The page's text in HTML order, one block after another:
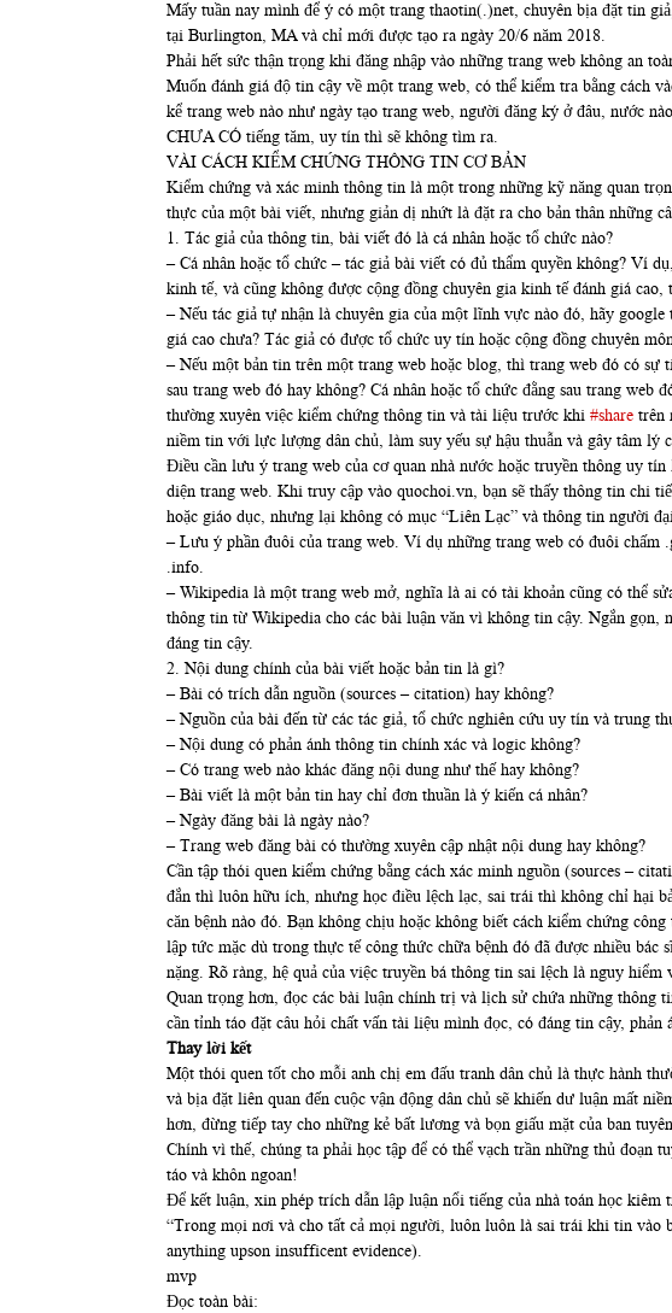
Mấy tuần nay mình để ý có một trang thaotin(.)net, chuyên bịa đặt tin
tại Burlington, MA và chỉ mới được tạo ra ngày 20/6 năm 2018.
Phải hết sức thận trọng khi đăng nhập vào những trang web không an
Muốn đánh giá độ tin cậy về một trang web, có thể kiểm tra bằng cách
kể trang web nào như ngày tạo trang web, người đăng ký ở đâu, nước
CHƯA CÓ tiếng tăm, uy tín thì sẽ không tìm ra.
VÀI CÁCH KIỂM CHỨNG THÔNG TIN CƠ BẢN
Kiểm chứng và xác minh thông tin là một trong những kỹ năng quan
thực của một bài viết, nhưng giản dị nhứt là đặt ra cho bản thân những
1. Tác giả của thông tin, bài viết đó là cá nhân hoặc tổ chức nào?
– Cá nhân hoặc tổ chức – tác giả bài viết có đủ thẩm quyền không? Ví
kinh tế, và cũng không được cộng đồng chuyên gia kinh tế đánh giá
– Nếu tác giả tự nhận là chuyên gia của một lĩnh vực nào đó, hãy
giá cao chưa? Tác giả có được tổ chức uy tín hoặc cộng đồng chuyên
– Nếu một bản tin trên một trang web hoặc blog, thì trang web đó có
sau trang web đó hay không? Cá nhân hoặc tổ chức đằng sau trang
thường xuyên việc kiểm chứng thông tin và tài liệu trước khi #share trên
niềm tin với lực lượng dân chủ, làm suy yếu sự hậu thuẫn và gây tâm lý
Điều cần lưu ý trang web của cơ quan nhà nước hoặc truyền thông uy
diện trang web. Khi truy cập vào quochoi.vn, bạn sẽ thấy thông tin chi
hoặc giáo dục, nhưng lại không có mục “Liên Lạc” và thông tin người
– Lưu ý phần đuôi của trang web. Ví dụ những trang web có đuôi
.info.
– Wikipedia là một trang web mở, nghĩa là ai có tài khoản cũng có thể
thông tin từ Wikipedia cho các bài luận văn vì không tin cậy. Ngắn
đáng tin cậy.
2. Nội dung chính của bài viết hoặc bản tin là gì?
– Bài có trích dẫn nguồn (sources – citation) hay không?
– Nguồn của bài đến từ các tác giả, tổ chức nghiên cứu uy tín và trung
– Nội dung có phản ánh thông tin chính xác và logic không?
– Có trang web nào khác đăng nội dung như thế hay không?
– Bài viết là một bản tin hay chỉ đơn thuần là ý kiến cá nhân?
– Ngày đăng bài là ngày nào?
– Trang web đăng bài có thường xuyên cập nhật nội dung hay không?
Cần tập thói quen kiểm chứng bằng cách xác minh nguồn (sources –
đắn thì luôn hữu ích, nhưng học điều lệch lạc, sai trái thì không chỉ hại
căn bệnh nào đó. Bạn không chịu hoặc không biết cách kiểm chứng
lập tức mặc dù trong thực tế công thức chữa bệnh đó đã được nhiều
nặng. Rõ ràng, hệ quả của việc truyền bá thông tin sai lệch là nguy hiểm
Quan trọng hơn, đọc các bài luận chính trị và lịch sử chứa những
cần tỉnh táo đặt câu hỏi chất vấn tài liệu mình đọc, có đáng tin cậy, phản
Thay lời kết
Một thói quen tốt cho mỗi anh chị em đấu tranh dân chủ là thực hành
và bịa đặt liên quan đến cuộc vận động dân chủ sẽ khiến dư luận mất
hơn, đừng tiếp tay cho những kẻ bất lương và bọn giấu mặt của ban
Chính vì thế, chúng ta phải học tập để có thể vạch trần những thủ đoạn
táo và khôn ngoan!
Để kết luận, xin phép trích dẫn lập luận nổi tiếng của nhà toán học
“Trong mọi nơi và cho tất cả mọi người, luôn luôn là sai trái khi tin vào
anything upson insufficent evidence).
mvp
Đọc toàn bài: